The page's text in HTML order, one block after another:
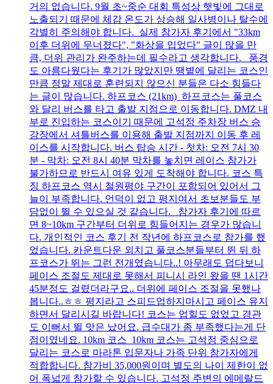
거의 없습니다. 9월 초~중순 대회 특성상 햇빛에 그대로
노출되기 때문에 체감 온도가 상승해 일사병이나 탈수에
각별히 주의해야 합니다. 실제 참가자 후기에서 "33km
이후 더위에 무너졌다", "화상을 입었다" 글이 많을 만
큼, 더위 관리가 완주하는데 필수라고 생각합니다. 풍경
도 아름다웠다는 후기가 많았지만 땡볕에 달리는 코스인
만큼 정말 제대로 훈련되지 않으신 분들은 다소 힘들다
는 글이 많습니다. 하프코스 (21km) 하프코스는 풀코스
와 달리 버스를 타고 출발 지점으로 이동합니다. DMZ 내
부로 진입하는 코스이기 때문에 고석정 주차장 버스 승
강장에서 셔틀버스를 이용해 출발 지점까지 이동 후 레
이스를 시작합니다. 버스 탑승 시간 - 첫차: 오전 7시 30
분 - 막차: 오전 8시 40분 막차를 놓치면 레이스 참가가
불가하므로 반드시 여유 있게 도착해야 합니다. 코스 특
징 하프코스 역시 철원평야 구간이 포함되어 있어서 그
늘이 부족합니다. 언덕이 없고 평지여서 초보분들도 부
담없이 뛸 수 있으실 것 같습니다. 참가자 후기에 따르
면 8~10km 구간부터 더위로 힘들어지는 경우가 많습니
다. 개인적인 코스 후기 전 작년에 하프코스로 참가를 했
었습니다. 카운트다운 외치고 풀코스분들부터 뛴 뒤 하
프코스가 뛰는 그런 전개였습니다..! 아무래도 덥다보니
페이스 조절도 제대로 못해서 피니시 라인 왔을 땐 1시간
45분정도 걸렸더라구요.. 더위에 페이스 조절을 못했나
봅니다..ㅎㅎ 평지라고 스피드업하지마시고 페이스 유지
하면서 달리시길 바랍니다! 코스는 업힐도 없었고 경관
도 이뻐서 뛸 맛은 났어요. 급수대가 좀 부족했다는게 단
점이였네요. 10km 코스 10km 코스는 고석정 중심으로
달리는 코스로 마라톤 입문자나 가족 단위 참가자에게
적합합니다. 참가비 35,000원이며 별도의 나이 제한이 없
어 폭넓게 참가할 수 있습니다. 고석정 주변의 에메랄드